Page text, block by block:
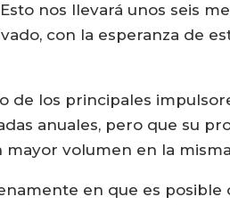
nos llevará unos seis
con la esperanza de
de los principales
anuales, pero que su
mayor volumen en la
en que es